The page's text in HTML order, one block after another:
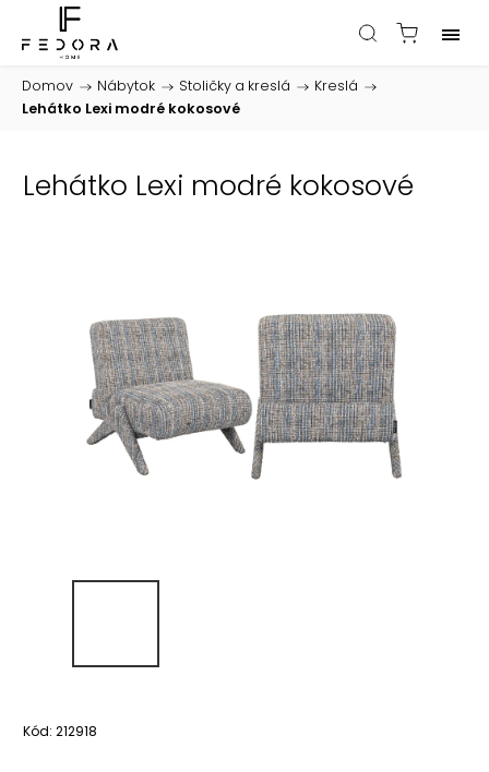
Domov / Nábytok / Stoličky a kreslá / Kreslá /
Lehátko Lexi modré kokosové
Lehátko Lexi modré kokosové
Kód: 212918